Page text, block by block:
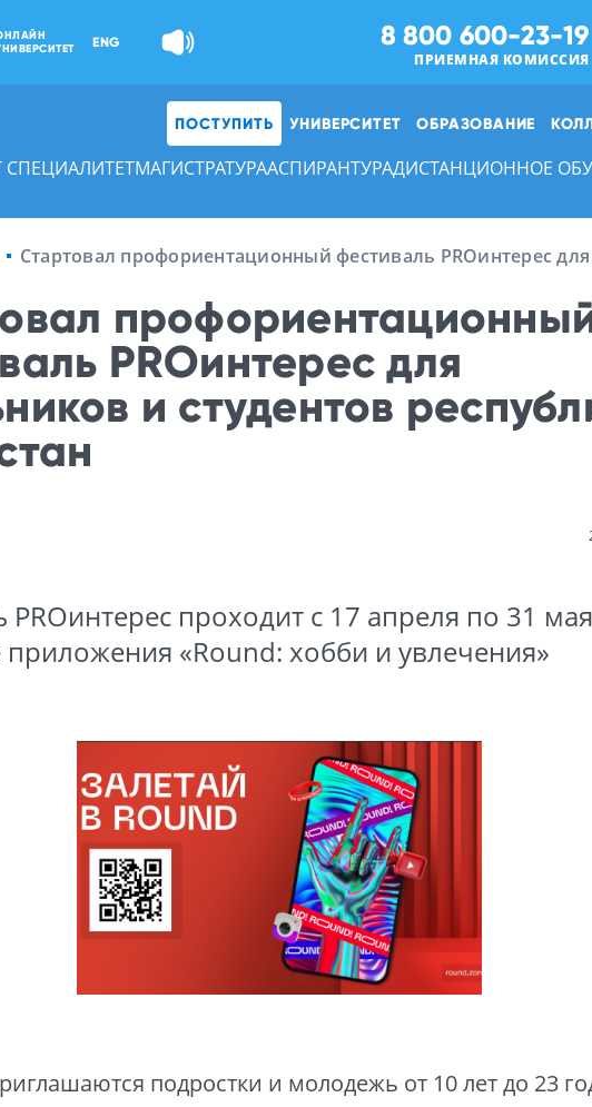
ENG 8 800 600-23-19
ПРИЕМНАЯ КОМИССИЯ
ПОСТУПИТЬ УНИВЕРСИТЕТ ОБРАЗОВАНИЕ
СПЕЦИАЛИТЕТМАГИСТРАТУРААСПИРАНТУРАДИСТАНЦИОННОЕ
Стартовал профориентационный фестиваль PROинтерес
PROинтерес для
и студентов
PROинтерес проходит с 17 апреля по 31
«Round: хобби и увлечения»
подростки и молодежь от 10 лет до 23